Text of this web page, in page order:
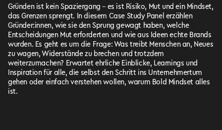
Gründen ist kein Spaziergang – es ist Risiko, Mut und ein Mindset,
das Grenzen sprengt. In diesem Case Study Panel erzählen
Gründer:innen, wie sie den Sprung gewagt haben, welche
Entscheidungen Mut erforderten und wie aus Ideen echte Brands
wurden. Es geht es um die Frage: Was treibt Menschen an, Neues
zu wagen, Widerstände zu brechen und trotzdem
weiterzumachen? Erwartet ehrliche Einblicke, Learnings und
Inspiration für alle, die selbst den Schritt ins Unternehmertum
gehen oder einfach verstehen wollen, warum Bold Mindset alles
ist.